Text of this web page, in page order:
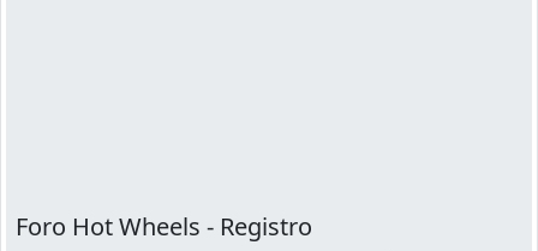
Foro Hot Wheels - Registro